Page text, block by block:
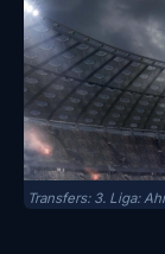
Transfers: 3. Liga: